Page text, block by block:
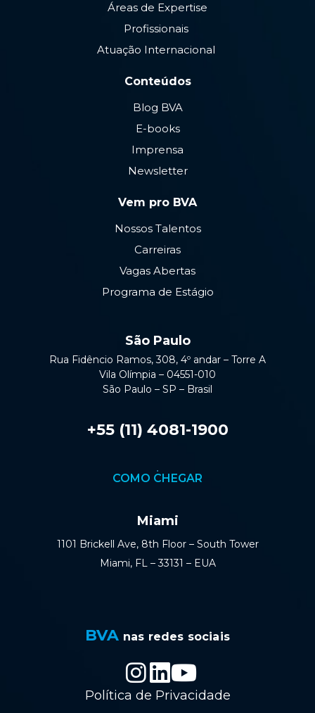
Áreas de Expertise
Profissionais
Atuação Internacional
Conteúdos
Blog BVA
E-books
Imprensa
Newsletter
Vem pro BVA
Nossos Talentos
Carreiras
Vagas Abertas
Programa de Estágio
São Paulo
Rua Fidêncio Ramos, 308, 4º andar – Torre A
Vila Olímpia – 04551-010
São Paulo – SP – Brasil
+55 (11) 4081-1900
COMO CHEGAR
Miami
1101 Brickell Ave, 8th Floor – South Tower
Miami, FL – 33131 – EUA
BVA nas redes sociais
Política de Privacidade